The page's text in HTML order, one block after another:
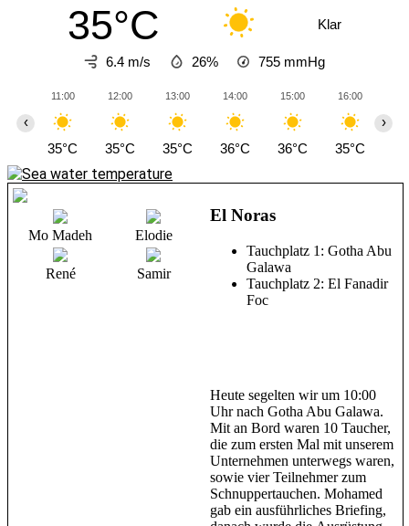
35°C Klar
6.4 m/s 26% 755 mmHg
11:00
35°C
12:00
35°C
13:00
35°C
14:00
36°C
15:00
36°C
16:00
35°C
‹ ›
Mo Madeh Elodie
René Samir
El Noras
Tauchplatz 1: Gotha Abu
Galawa
Tauchplatz 2: El Fanadir
Foc
Heute segelten wir um 10:00
Uhr nach Gotha Abu Galawa.
Mit an Bord waren 10 Taucher,
die zum ersten Mal mit unserem
Unternehmen unterwegs waren,
sowie vier Teilnehmer zum
Schnuppertauchen. Mohamed
gab ein ausführliches Briefing,